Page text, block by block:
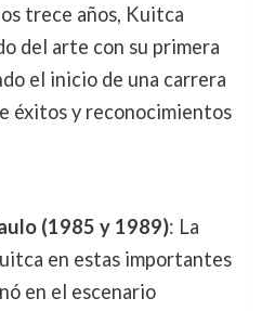
trece años, Kuitca
del arte con su primera
el inicio de una carrera
éxitos y reconocimientos
(1985 y 1989): La
en estas importantes
en el escenario